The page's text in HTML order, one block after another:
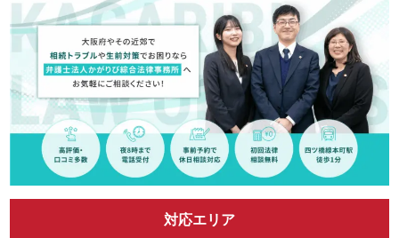
対応エリア